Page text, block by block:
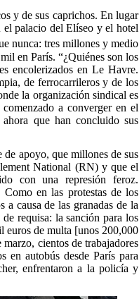
y de sus caprichos. En lugar
el palacio del Elíseo y el hotel
nunca: tres millones y medio
en París. “¿Quiénes son los
encolerizados en Le Havre.
de ferrocarrileros y de los
la organización sindical es
a converger en el
que han concluido sus
de apoyo, que millones de sus
National (RN) y que el
con una represión feroz.
en las protestas de los
a causa de las granadas de la
requisa: la sanción para los
euros de multa [unos 200,000
cientos de trabajadores
en autobús desde París para
enfrentaron a la policía y